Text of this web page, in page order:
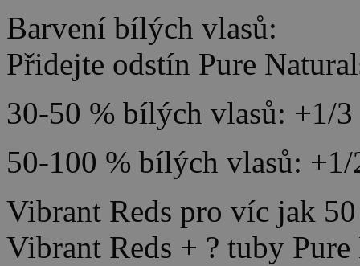
Barvení bílých vlasů:
Přidejte odstín Pure
30-50 % bílých vlasů: +1/
50-100 % bílých vlasů:
Vibrant Reds pro víc jak
Vibrant Reds + ? tuby Pure